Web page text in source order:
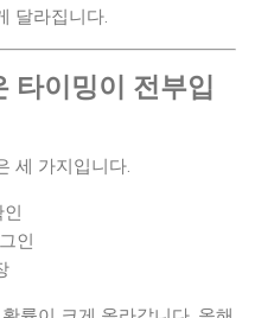
달라집니다.
타이밍이 전부입
세 가지입니다.
인